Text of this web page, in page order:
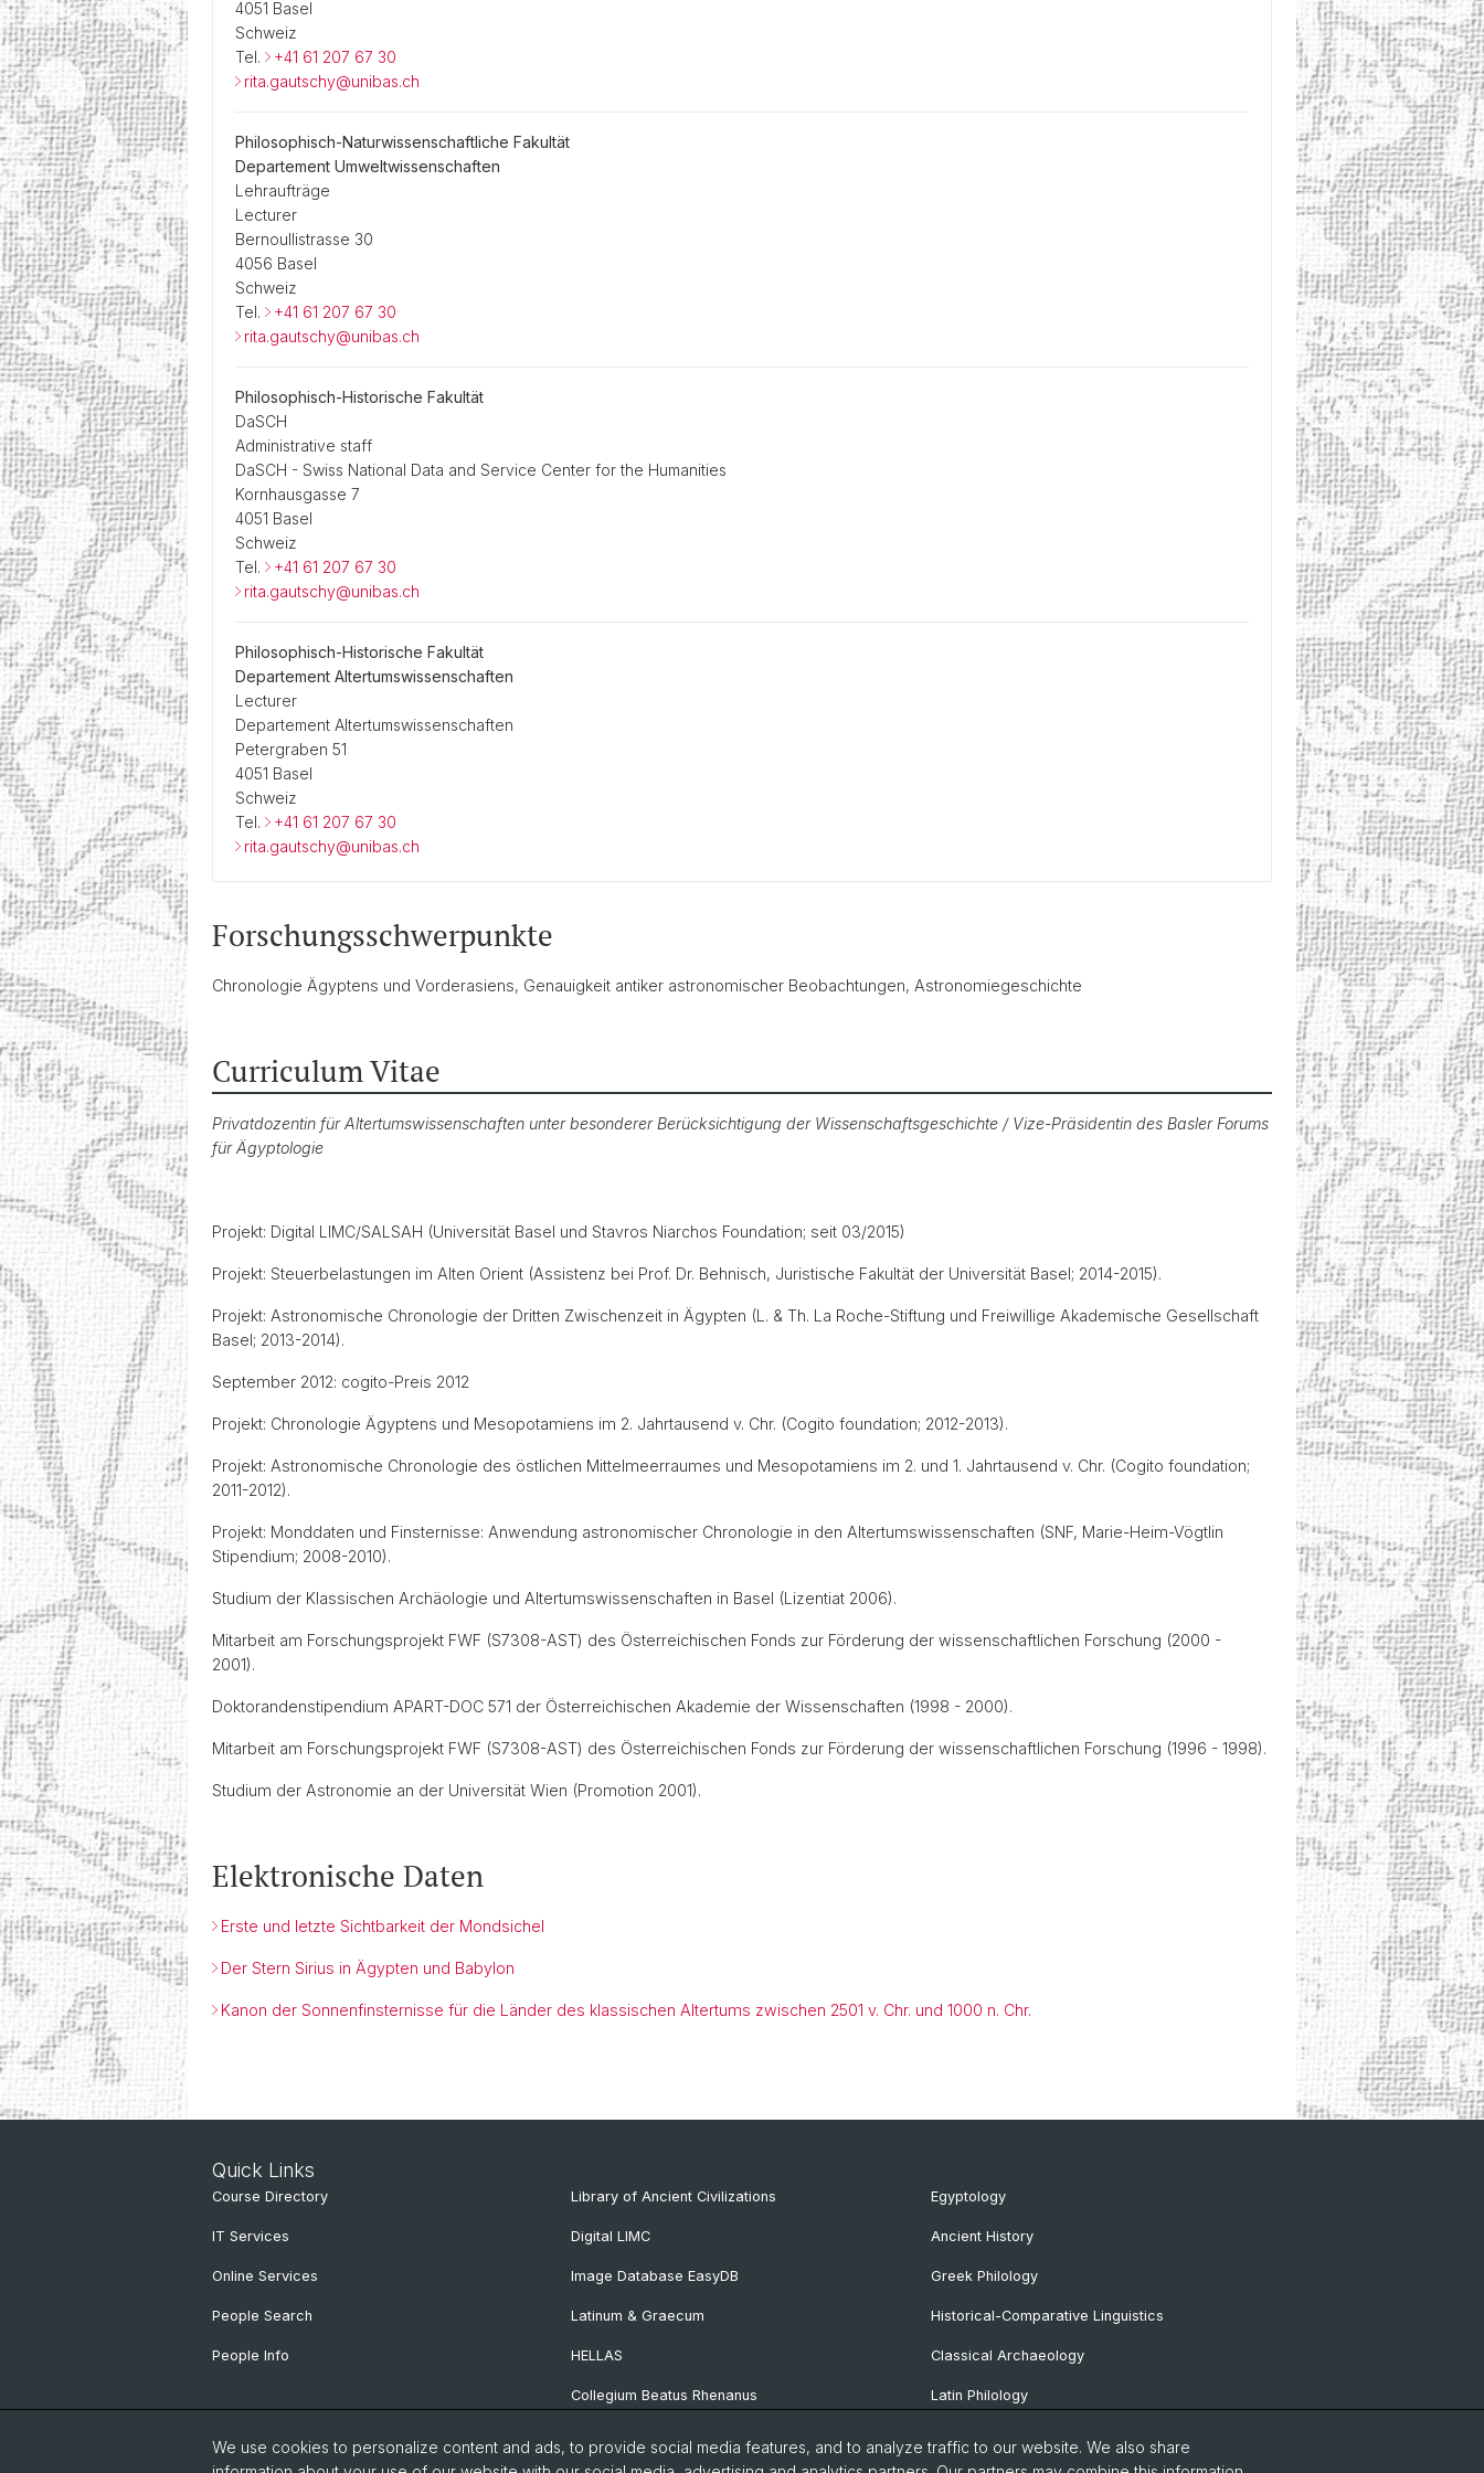
4051 Basel
Schweiz
Tel.
+41 61 207 67 30
rita.gautschy@unibas.ch
Philosophisch-Naturwissenschaftliche Fakultät
Departement Umweltwissenschaften
Lehraufträge
Lecturer
Bernoullistrasse 30
4056 Basel
Schweiz
Tel.
+41 61 207 67 30
rita.gautschy@unibas.ch
Philosophisch-Historische Fakultät
DaSCH
Administrative staff
DaSCH - Swiss National Data and Service Center for the Humanities
Kornhausgasse 7
4051 Basel
Schweiz
Tel.
+41 61 207 67 30
rita.gautschy@unibas.ch
Philosophisch-Historische Fakultät
Departement Altertumswissenschaften
Lecturer
Departement Altertumswissenschaften
Petergraben 51
4051 Basel
Schweiz
Tel.
+41 61 207 67 30
rita.gautschy@unibas.ch
Forschungsschwerpunkte
Chronologie Ägyptens und Vorderasiens, Genauigkeit antiker astronomischer Beobachtungen, Astronomiegeschichte
Curriculum Vitae
Privatdozentin für Altertumswissenschaften unter besonderer Berücksichtigung der Wissenschaftsgeschichte / Vize-Präsidentin des Basler Forums
für Ägyptologie
Projekt: Digital LIMC/SALSAH (Universität Basel und Stavros Niarchos Foundation; seit 03/2015)
Projekt: Steuerbelastungen im Alten Orient (Assistenz bei Prof. Dr. Behnisch, Juristische Fakultät der Universität Basel; 2014-2015).
Projekt: Astronomische Chronologie der Dritten Zwischenzeit in Ägypten (L. & Th. La Roche-Stiftung und Freiwillige Akademische Gesellschaft
Basel; 2013-2014).
September 2012: cogito-Preis 2012
Projekt: Chronologie Ägyptens und Mesopotamiens im 2. Jahrtausend v. Chr. (Cogito foundation; 2012-2013).
Projekt: Astronomische Chronologie des östlichen Mittelmeerraumes und Mesopotamiens im 2. und 1. Jahrtausend v. Chr. (Cogito foundation;
2011-2012).
Projekt: Monddaten und Finsternisse: Anwendung astronomischer Chronologie in den Altertumswissenschaften (SNF, Marie-Heim-Vögtlin
Stipendium; 2008-2010).
Studium der Klassischen Archäologie und Altertumswissenschaften in Basel (Lizentiat 2006).
Mitarbeit am Forschungsprojekt FWF (S7308-AST) des Österreichischen Fonds zur Förderung der wissenschaftlichen Forschung (2000 -
2001).
Doktorandenstipendium APART-DOC 571 der Österreichischen Akademie der Wissenschaften (1998 - 2000).
Mitarbeit am Forschungsprojekt FWF (S7308-AST) des Österreichischen Fonds zur Förderung der wissenschaftlichen Forschung (1996 - 1998).
Studium der Astronomie an der Universität Wien (Promotion 2001).
Elektronische Daten
Erste und letzte Sichtbarkeit der Mondsichel
Der Stern Sirius in Ägypten und Babylon
Kanon der Sonnenfinsternisse für die Länder des klassischen Altertums zwischen 2501 v. Chr. und 1000 n. Chr.
Quick Links
Course Directory
IT Services
Online Services
People Search
People Info
Library of Ancient Civilizations
Digital LIMC
Image Database EasyDB
Latinum & Graecum
HELLAS
Collegium Beatus Rhenanus
Egyptology
Ancient History
Greek Philology
Historical-Comparative Linguistics
Classical Archaeology
Latin Philology
Archaeology
We use cookies to personalize content and ads, to provide social media features, and to analyze traffic to our website. We also share